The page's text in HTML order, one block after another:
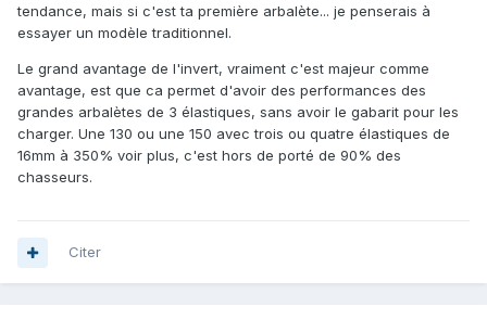
tendance, mais si c'est ta première arbalète... je penserais à
essayer un modèle traditionnel.
Le grand avantage de l'invert, vraiment c'est majeur comme
avantage, est que ca permet d'avoir des performances des
grandes arbalètes de 3 élastiques, sans avoir le gabarit pour les
charger. Une 130 ou une 150 avec trois ou quatre élastiques de
16mm à 350% voir plus, c'est hors de porté de 90% des
chasseurs.
Citer